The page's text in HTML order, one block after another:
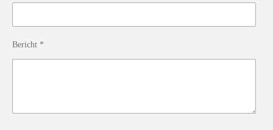
Bericht *